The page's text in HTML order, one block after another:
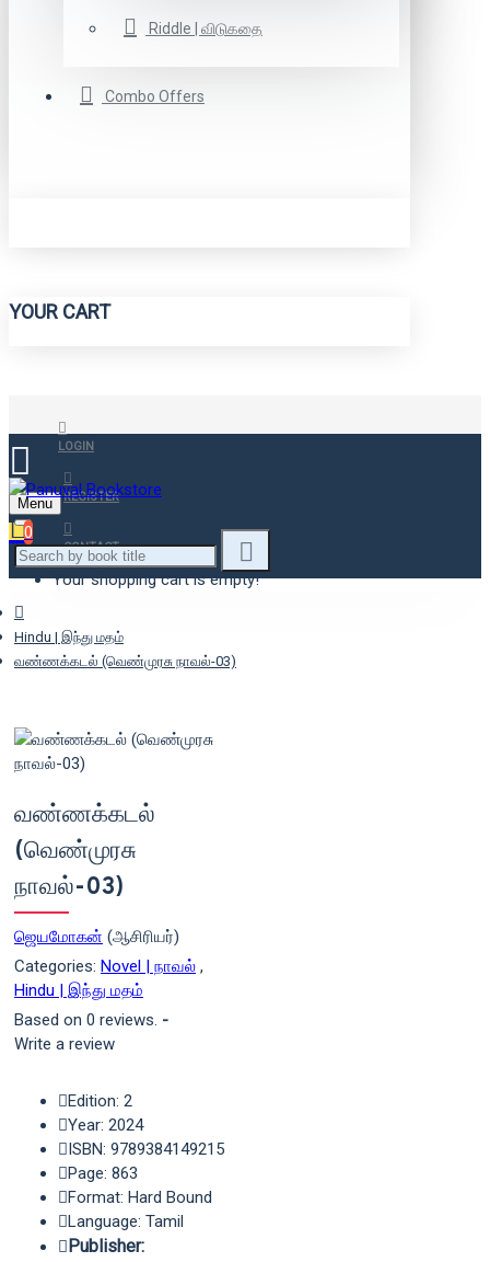
Riddle | விடுகதை
Combo Offers
YOUR CART
LOGIN
REGISTER
CONTACT
Menu
0
Your shopping cart is empty!
Hindu | இந்து மதம்
வண்ணக்கடல் (வெண்முரசு நாவல்-03)
வண்ணக்கடல்
(வெண்முரசு
நாவல்-03)
ஜெயமோகன் (ஆசிரியர்)
Categories: Novel | நாவல் ,
Hindu | இந்து மதம்
Based on 0 reviews. -
Write a review
Edition: 2
Year: 2024
ISBN: 9789384149215
Page: 863
Format: Hard Bound
Language: Tamil
Publisher: